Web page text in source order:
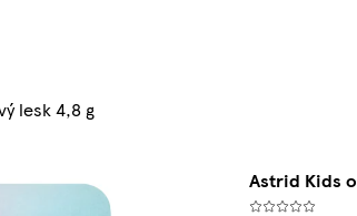
lesk 4,8 g
Astrid Kids